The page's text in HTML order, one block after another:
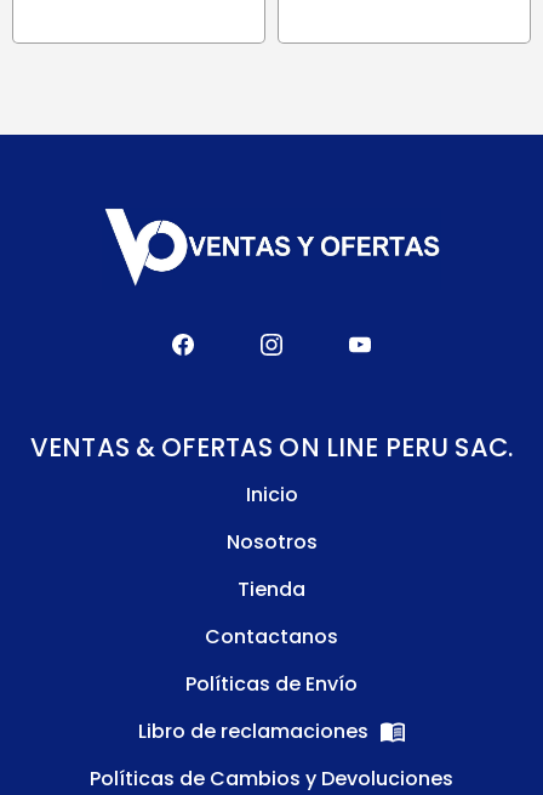
VENTAS & OFERTAS ON LINE PERU SAC.
Inicio
Nosotros
Tienda
Contactanos
Políticas de Envío
Libro de reclamaciones
Políticas de Cambios y Devoluciones